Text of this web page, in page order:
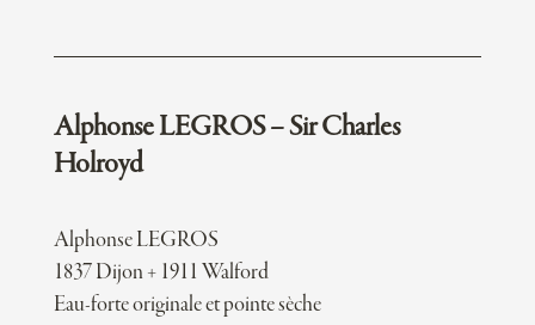
Alphonse LEGROS – Sir Charles
Holroyd
Alphonse LEGROS
1837 Dijon + 1911 Walford
Eau-forte originale et pointe sèche